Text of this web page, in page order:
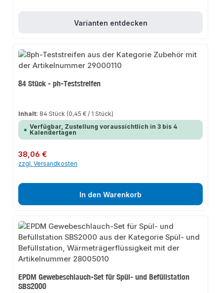
Varianten entdecken
84 Stück - ph-Teststreifen
Inhalt: 84 Stück (0,45 € / 1 Stück)
Verfügbar, Zustellung voraussichtlich in 3 bis 4
Kalendertagen
Regulärer Preis:
38,06 €
zzgl. Versandkosten
In den Warenkorb
EPDM Gewebeschlauch-Set für Spül- und Befüllstation
SBS2000